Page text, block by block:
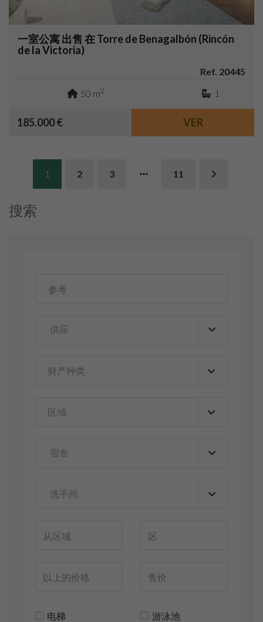
一室公寓 出售 在 Torre de Benagalbón (Rincón
de la Victoria)
Ref. 20445
50 m2 1
185.000 € VER
1 2 3 11
搜索
财产种类 ▼
区域 ▼
电梯 游泳池